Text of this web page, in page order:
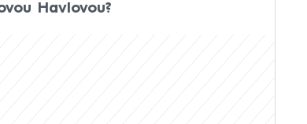
Havlovou?